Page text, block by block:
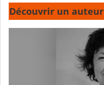
Découvrir un auteur